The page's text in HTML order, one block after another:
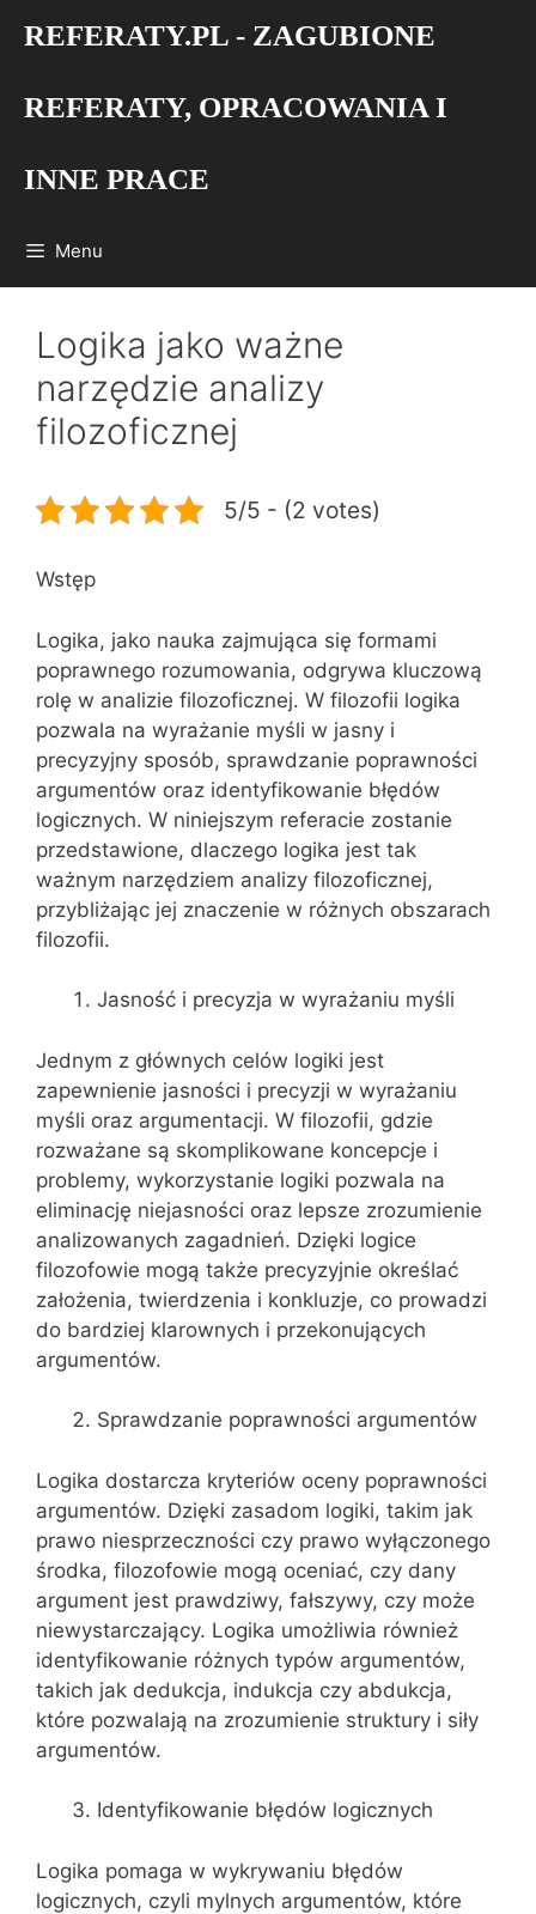
REFERATY.PL - ZAGUBIONE
REFERATY, OPRACOWANIA I
INNE PRACE
Menu
Logika jako ważne
narzędzie analizy
filozoficznej
5/5 - (2 votes)
Wstęp
Logika, jako nauka zajmująca się formami
poprawnego rozumowania, odgrywa kluczową
rolę w analizie filozoficznej. W filozofii logika
pozwala na wyrażanie myśli w jasny i
precyzyjny sposób, sprawdzanie poprawności
argumentów oraz identyfikowanie błędów
logicznych. W niniejszym referacie zostanie
przedstawione, dlaczego logika jest tak
ważnym narzędziem analizy filozoficznej,
przybliżając jej znaczenie w różnych obszarach
filozofii.
Jasność i precyzja w wyrażaniu myśli
Jednym z głównych celów logiki jest
zapewnienie jasności i precyzji w wyrażaniu
myśli oraz argumentacji. W filozofii, gdzie
rozważane są skomplikowane koncepcje i
problemy, wykorzystanie logiki pozwala na
eliminację niejasności oraz lepsze zrozumienie
analizowanych zagadnień. Dzięki logice
filozofowie mogą także precyzyjnie określać
założenia, twierdzenia i konkluzje, co prowadzi
do bardziej klarownych i przekonujących
argumentów.
Sprawdzanie poprawności argumentów
Logika dostarcza kryteriów oceny poprawności
argumentów. Dzięki zasadom logiki, takim jak
prawo niesprzeczności czy prawo wyłączonego
środka, filozofowie mogą oceniać, czy dany
argument jest prawdziwy, fałszywy, czy może
niewystarczający. Logika umożliwia również
identyfikowanie różnych typów argumentów,
takich jak dedukcja, indukcja czy abdukcja,
które pozwalają na zrozumienie struktury i siły
argumentów.
Identyfikowanie błędów logicznych
Logika pomaga w wykrywaniu błędów
logicznych, czyli mylnych argumentów, które